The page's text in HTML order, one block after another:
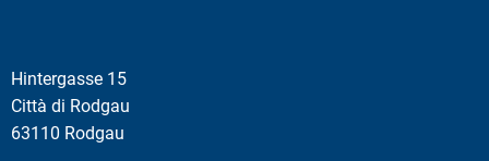
Hintergasse 15
Città di Rodgau
63110 Rodgau